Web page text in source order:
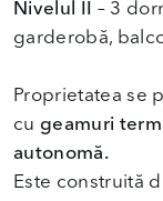
Nivelul II
– 3
garderobă,
Proprietatea se
cu geamuri
autonomă.
Este construită